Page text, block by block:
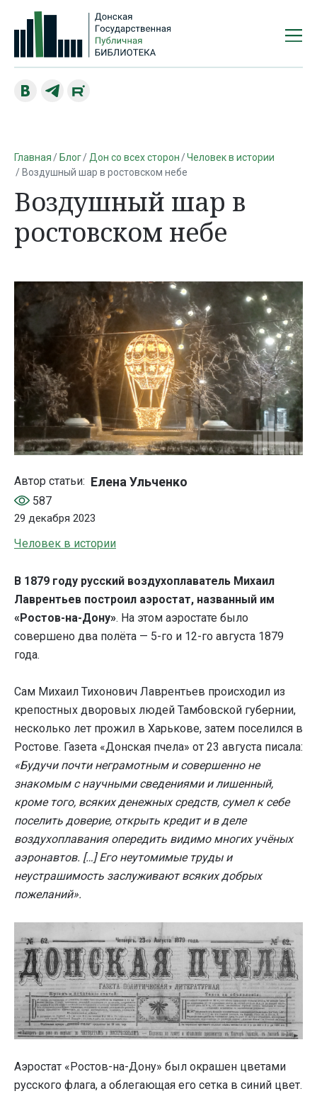
Главная Блог Дон со всех сторон
Человек в истории
Воздушный шар в ростовском небе
Воздушный шар в
ростовском небе
Автор статьи: Елена Ульченко
587
29 декабря 2023
Человек в истории
В 1879 году русский воздухоплаватель Михаил
Лаврентьев построил аэростат, названный им
«Ростов-на-Дону». На этом аэростате было
совершено два полёта — 5-го и 12-го августа 1879
года.
Сам Михаил Тихонович Лаврентьев происходил из
крепостных дворовых людей Тамбовской губернии,
несколько лет прожил в Харькове, затем поселился в
Ростове. Газета «Донская пчела» от 23 августа писала:
«Будучи почти неграмотным и совершенно не
знакомым с научными сведениями и лишенный,
кроме того, всяких денежных средств, сумел к себе
поселить доверие, открыть кредит и в деле
воздухоплавания опередить видимо многих учёных
аэронавтов. […] Его неутомимые труды и
неустрашимость заслуживают всяких добрых
пожеланий».
Аэростат «Ростов-на-Дону» был окрашен цветами
русского флага, а облегающая его сетка в синий цвет.